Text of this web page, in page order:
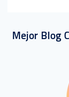
Mejor Blog